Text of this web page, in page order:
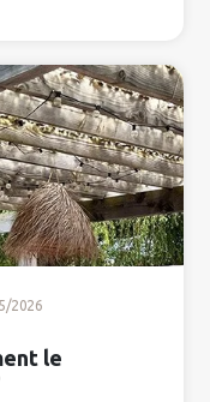
2026
le